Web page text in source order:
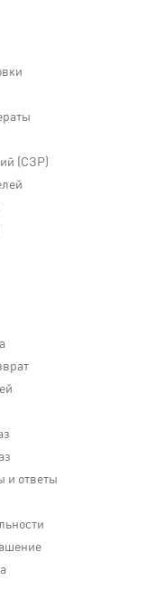
(СЗР)
и ответы